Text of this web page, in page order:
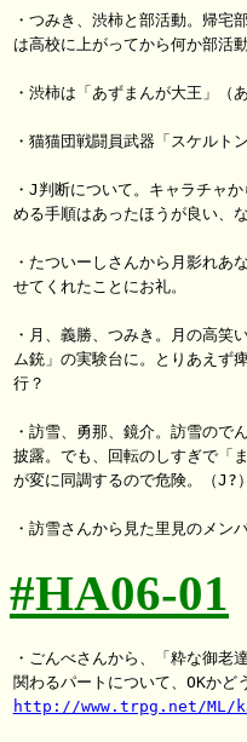
・つみき、渋柿と部活動。帰宅
は高校に上がってから何か部活
・渋柿は「あずまんが大王」（
・猫猫団戦闘員武器「スケルト
・J判断について。キャラチャ
める手順はあったほうが良い、な
・たついーしさんから月影れあ
せてくれたことにお礼。
・月、義勝、つみき。月の高笑
ム銃」の実験台に。とりあえず
行？
・訪雪、勇那、鏡介。訪雪ので
披露。でも、回転のしすぎで「
が変に同調するので危険。（J?）
#HA06-01
・ごんべさんから、「粋な御老
http://www.trpg.net/ML/